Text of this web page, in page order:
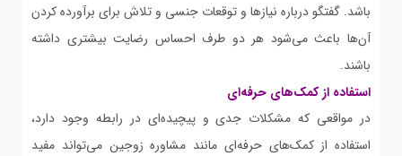
باشد. گفتگو درباره نیازها و توقعات جنسی و تلاش برای برآورده کردن
آن‌ها باعث می‌شود هر دو طرف احساس رضایت بیشتری داشته
باشند.
استفاده از کمک‌های حرفه‌ای
در مواقعی که مشکلات جدی و پیچیده‌ای در رابطه وجود دارد،
استفاده از کمک‌های حرفه‌ای مانند مشاوره زوجین می‌تواند مفید